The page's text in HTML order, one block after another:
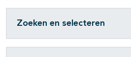
Zoeken en selecteren